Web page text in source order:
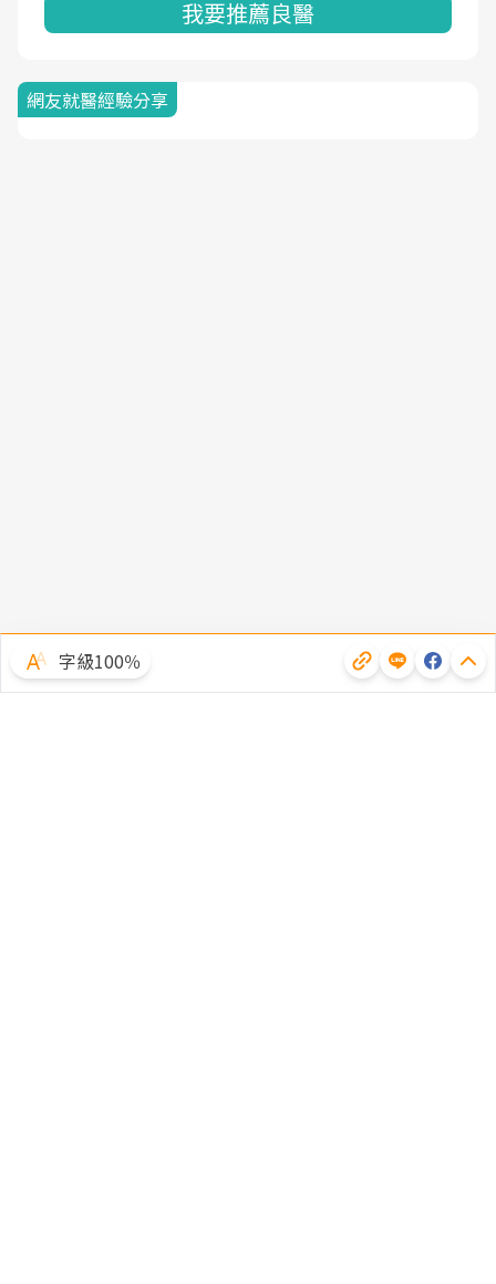
我要推薦良醫
網友就醫經驗分享
字級100％